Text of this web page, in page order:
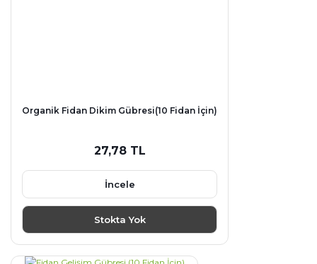
Organik Fidan Dikim Gübresi(10 Fidan İçin)
27,78 TL
İncele
Stokta Yok